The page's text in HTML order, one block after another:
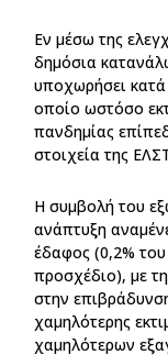
Εν μέσω της
δημόσια
υποχωρήσει κατά
οποίο ωστόσο
πανδημίας
στοιχεία της
Η συμβολή του
ανάπτυξη
έδαφος (0,2%
προσχέδιο), με
στην
χαμηλότερης
χαμηλότερων